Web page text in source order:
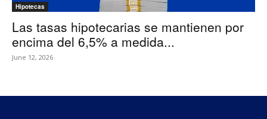
Hipotecas
Las tasas hipotecarias se mantienen por
encima del 6,5% a medida...
June 12, 2026